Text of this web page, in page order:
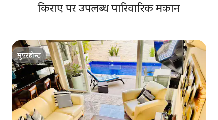
किराए पर उपलब्ध पारिवारिक मकान
सुपरहोस्ट
सुपरहोस्ट